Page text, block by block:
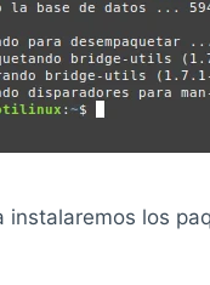
instalaremos los